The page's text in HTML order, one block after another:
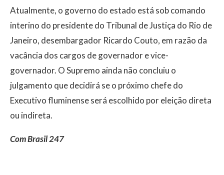
Atualmente, o governo do estado está sob comando
interino do presidente do Tribunal de Justiça do Rio de
Janeiro, desembargador Ricardo Couto, em razão da
vacância dos cargos de governador e vice-
governador. O Supremo ainda não concluiu o
julgamento que decidirá se o próximo chefe do
Executivo fluminense será escolhido por eleição direta
ou indireta.
Com Brasil 247